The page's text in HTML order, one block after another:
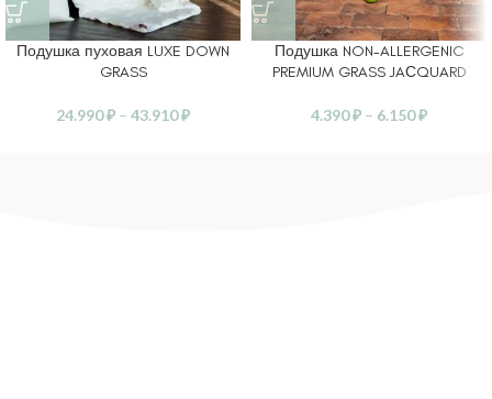
Подушка пуховая LUXE DOWN
GRASS
24.990₽ – 43.910₽
Подушка NON-ALLERGENIC
PREMIUM GRASS JAСQUARD
4.390₽ – 6.150₽